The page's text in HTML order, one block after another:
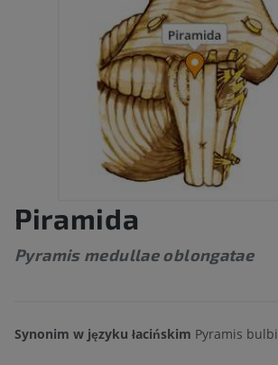
Piramida
Pyramis medullae oblongatae
Synonim w języku łacińskim Pyramis bulbi